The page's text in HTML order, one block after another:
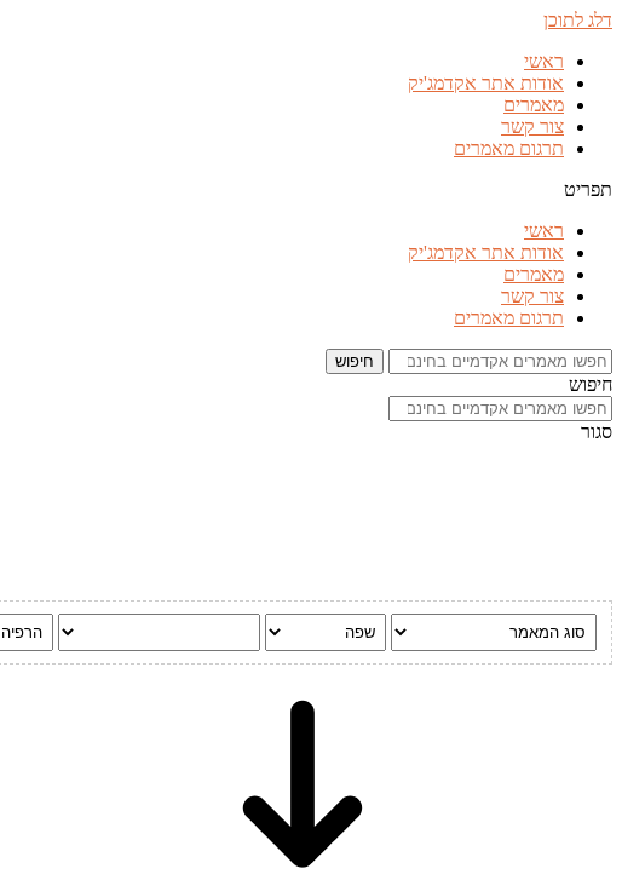
דלג לתוכן
ראשי
אודות אתר אקדמג'יק
מאמרים
צור קשר
תרגום מאמרים
תפריט
ראשי
אודות אתר אקדמג'יק
מאמרים
צור קשר
תרגום מאמרים
חיפוש
חיפוש
סגור